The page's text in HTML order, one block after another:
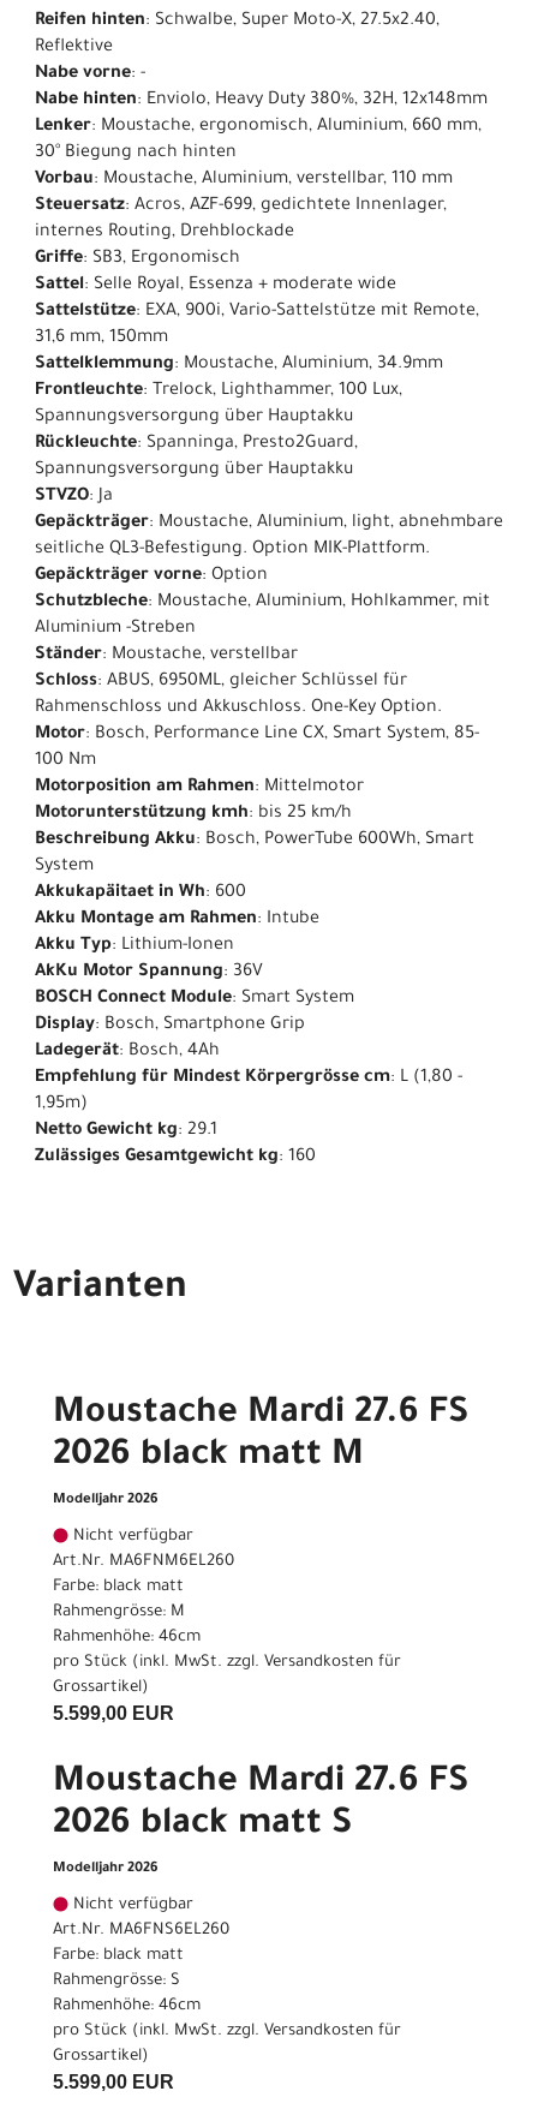
Reifen hinten: Schwalbe, Super Moto-X, 27.5x2.40,
Reflektive
Nabe vorne: -
Nabe hinten: Enviolo, Heavy Duty 380%, 32H, 12x148mm
Lenker: Moustache, ergonomisch, Aluminium, 660 mm,
30° Biegung nach hinten
Vorbau: Moustache, Aluminium, verstellbar, 110 mm
Steuersatz: Acros, AZF-699, gedichtete Innenlager,
internes Routing, Drehblockade
Griffe: SB3, Ergonomisch
Sattel: Selle Royal, Essenza + moderate wide
Sattelstütze: EXA, 900i, Vario-Sattelstütze mit Remote,
31,6 mm, 150mm
Sattelklemmung: Moustache, Aluminium, 34.9mm
Frontleuchte: Trelock, Lighthammer, 100 Lux,
Spannungsversorgung über Hauptakku
Rückleuchte: Spanninga, Presto2Guard,
Spannungsversorgung über Hauptakku
STVZO: Ja
Gepäckträger: Moustache, Aluminium, light, abnehmbare
seitliche QL3-Befestigung. Option MIK-Plattform.
Gepäckträger vorne: Option
Schutzbleche: Moustache, Aluminium, Hohlkammer, mit
Aluminium -Streben
Ständer: Moustache, verstellbar
Schloss: ABUS, 6950ML, gleicher Schlüssel für
Rahmenschloss und Akkuschloss. One-Key Option.
Motor: Bosch, Performance Line CX, Smart System, 85-
100 Nm
Motorposition am Rahmen: Mittelmotor
Motorunterstützung kmh: bis 25 km/h
Beschreibung Akku: Bosch, PowerTube 600Wh, Smart
System
Akkukapäitaet in Wh: 600
Akku Montage am Rahmen: Intube
Akku Typ: Lithium-Ionen
AkKu Motor Spannung: 36V
BOSCH Connect Module: Smart System
Display: Bosch, Smartphone Grip
Ladegerät: Bosch, 4Ah
Empfehlung für Mindest Körpergrösse cm: L (1,80 -
1,95m)
Netto Gewicht kg: 29.1
Zulässiges Gesamtgewicht kg: 160
Varianten
Moustache Mardi 27.6 FS
2026 black matt M
Modelljahr 2026
Nicht verfügbar
Art.Nr. MA6FNM6EL260
Farbe: black matt
Rahmengrösse: M
Rahmenhöhe: 46cm
pro Stück (inkl. MwSt. zzgl. Versandkosten für
Grossartikel)
5.599,00 EUR
Moustache Mardi 27.6 FS
2026 black matt S
Modelljahr 2026
Nicht verfügbar
Art.Nr. MA6FNS6EL260
Farbe: black matt
Rahmengrösse: S
Rahmenhöhe: 46cm
pro Stück (inkl. MwSt. zzgl. Versandkosten für
Grossartikel)
5.599,00 EUR